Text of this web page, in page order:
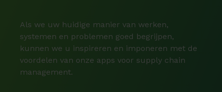
Als we uw huidige manier van werken,
systemen en problemen goed begrijpen,
kunnen we u inspireren en imponeren met de
voordelen van onze apps voor supply chain
management.